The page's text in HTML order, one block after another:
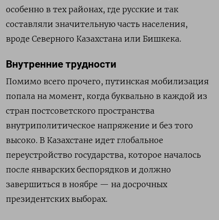
особенно в тех районах, где русские и так
составляли значительную часть населения,
вроде Северного Казахстана или Бишкека.
Внутренние трудности
Помимо всего прочего, путинская мобилизация
попала на момент, когда буквально в каждой из
стран постсоветского пространства
внутриполитическое напряжение и без того
высоко. В Казахстане идет глобальное
переустройство государства, которое началось
после январских беспорядков и должно
завершиться в ноябре — на досрочных
президентских выборах.